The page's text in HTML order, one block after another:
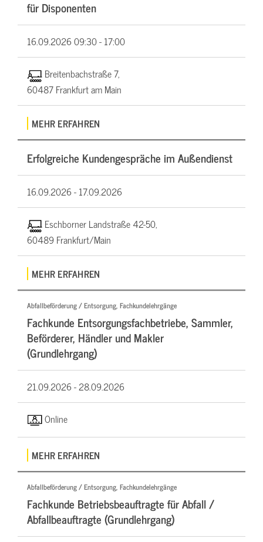
für Disponenten
16.09.202609:30 - 17:00
Breitenbachstraße 7,
60487 Frankfurt am Main
MEHR ERFAHREN
Erfolgreiche Kundengespräche im Außendienst
16.09.2026 -17.09.2026
Eschborner Landstraße 42-50,
60489 Frankfurt/Main
MEHR ERFAHREN
Abfallbeförderung / Entsorgung, Fachkundelehrgänge
Fachkunde Entsorgungsfachbetriebe, Sammler,
Beförderer, Händler und Makler
(Grundlehrgang)
21.09.2026 -28.09.2026
Online
MEHR ERFAHREN
Abfallbeförderung / Entsorgung, Fachkundelehrgänge
Fachkunde Betriebsbeauftragte für Abfall /
Abfallbeauftragte (Grundlehrgang)